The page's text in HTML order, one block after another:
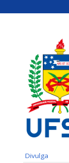
Divulga